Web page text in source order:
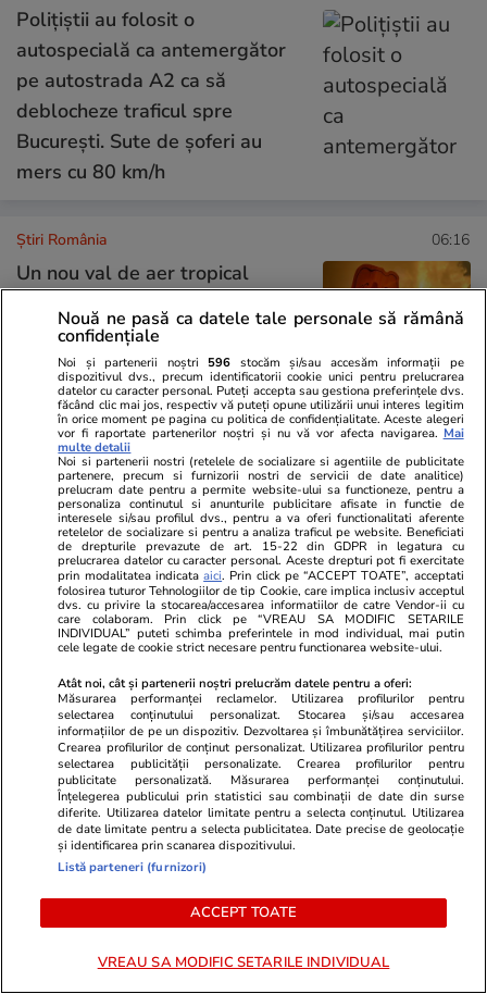
Polițiștii au folosit o
autospecială ca antemergător
pe autostrada A2 ca să
deblocheze traficul spre
București. Sute de șoferi au
mers cu 80 km/h
Știri România 06:16
Un nou val de aer tropical
anunță căldură extremă cu
temperaturi de 38 de grade
Celsius la umbră
Știri România 09 aug.
Mărturia unui paramedic din
ambulanța atacată în Cluj:
„Șansa noastră a fost că au fost
proști, dacă ne blocau, ne
omorau”
09:00
Chateaubriand în apărarea
Ordinului Iezuit. Cazul Republicii
creștine din Paraguay
Nouă ne pasă ca datele tale personale să rămână
confidențiale
Noi și partenerii noștri 596 stocăm și/sau accesăm informații pe
dispozitivul dvs., precum identificatorii cookie unici pentru prelucrarea
datelor cu caracter personal. Puteți accepta sau gestiona preferințele dvs.
făcând clic mai jos, respectiv vă puteți opune utilizării unui interes legitim
în orice moment pe pagina cu politica de confidențialitate. Aceste alegeri
vor fi raportate partenerilor noștri și nu vă vor afecta navigarea. Mai
multe detalii
Noi si partenerii nostri (retelele de socializare si agentiile de publicitate
partenere, precum si furnizorii nostri de servicii de date analitice)
prelucram date pentru a permite website-ului sa functioneze, pentru a
personaliza continutul si anunturile publicitare afisate in functie de
interesele si/sau profilul dvs., pentru a va oferi functionalitati aferente
retelelor de socializare si pentru a analiza traficul pe website. Beneficiati
de drepturile prevazute de art. 15-22 din GDPR in legatura cu
prelucrarea datelor cu caracter personal. Aceste drepturi pot fi exercitate
prin modalitatea indicataaici. Prin click pe “ACCEPT TOATE”, acceptati
folosirea tuturor Tehnologiilor de tip Cookie, care implica inclusiv acceptul
dvs. cu privire la stocarea/accesarea informatiilor de catre Vendor-ii cu
care colaboram. Prin click pe “VREAU SA MODIFIC SETARILE
INDIVIDUAL” puteti schimba preferintele in mod individual, mai putin
cele legate de cookie strict necesare pentru functionarea website-ului.
Atât noi, cât și partenerii noștri prelucrăm datele pentru a oferi:
Măsurarea performanței reclamelor. Utilizarea profilurilor pentru
selectarea conținutului personalizat. Stocarea și/sau accesarea
informațiilor de pe un dispozitiv. Dezvoltarea și îmbunătățirea serviciilor.
Crearea profilurilor de conținut personalizat. Utilizarea profilurilor pentru
selectarea publicității personalizate. Crearea profilurilor pentru
publicitate personalizată. Măsurarea performanței conținutului.
Înțelegerea publicului prin statistici sau combinații de date din surse
diferite. Utilizarea datelor limitate pentru a selecta conținutul. Utilizarea
de date limitate pentru a selecta publicitatea. Date precise de geolocație
și identificarea prin scanarea dispozitivului.
Listă parteneri (furnizori)
ACCEPT TOATE
VREAU SA MODIFIC SETARILE INDIVIDUAL